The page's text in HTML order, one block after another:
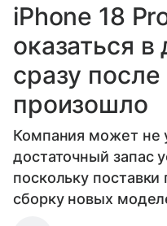
iPhone 18
оказаться
сразу
произошло
Компания может не
достаточный запас
поскольку
сборку новых